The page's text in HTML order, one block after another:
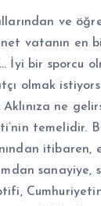
ve
vatanın en
İyi bir sporcu
olmak
ne
temelidir.
itibaren,
sanayiye,